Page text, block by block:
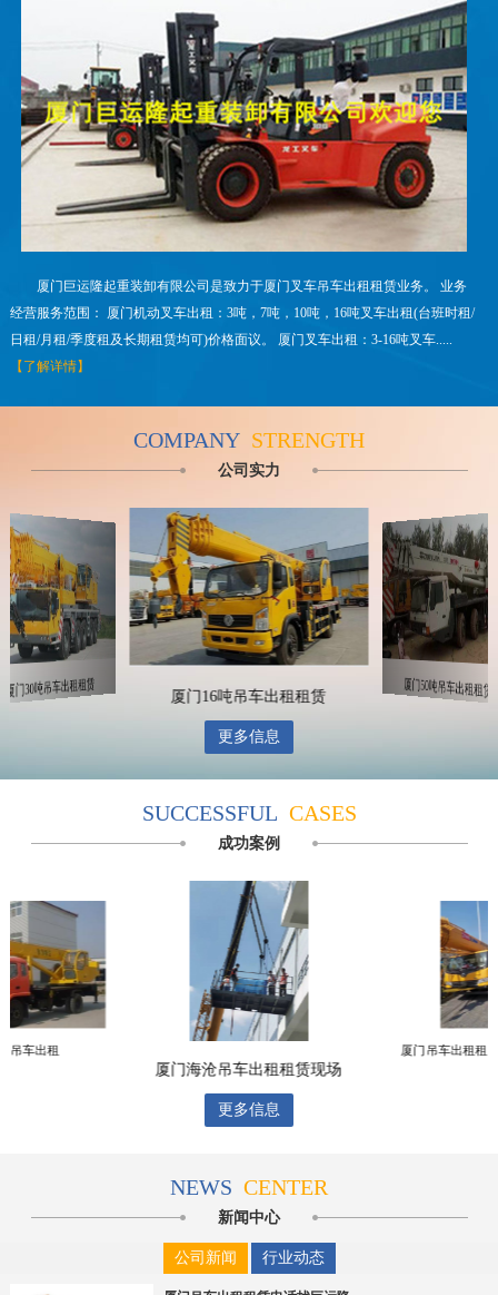
厦门巨运隆起重装卸有限公司是致力于厦门叉车吊车出租租赁业务。 业务
经营服务范围： 厦门机动叉车出租：3吨，7吨，10吨，16吨叉车出租(台班时租/
日租/月租/季度租及长期租赁均可)价格面议。 厦门叉车出租：3-16吨叉车.....
【了解详情】
COMPANY STRENGTH
公司实力
厦门30吨吊车出租租赁 厦门16吨吊车出租租赁 厦门50吨吊车出租租赁
更多信息
SUCCESSFUL CASES
成功案例
吊车出租
厦门海沧吊车出租租赁现场
厦门吊车出租租
更多信息
NEWS CENTER
新闻中心
公司新闻 行业动态